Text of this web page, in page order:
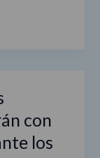
con
los